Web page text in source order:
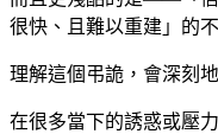
很快、且難以重建」的
理解這個弔詭，會深刻
在很多當下的誘惑或壓